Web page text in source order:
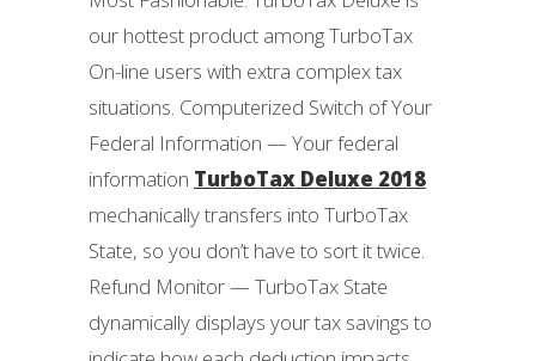
our hottest product among TurboTax
On-line users with extra complex tax
situations. Computerized Switch of Your
Federal Information — Your federal
information TurboTax Deluxe 2018
mechanically transfers into TurboTax
State, so you don’t have to sort it twice.
Refund Monitor — TurboTax State
dynamically displays your tax savings to